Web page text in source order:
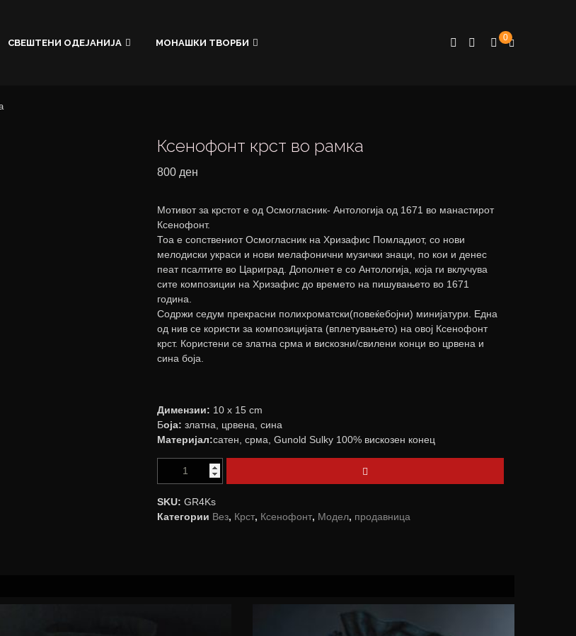
СВЕШТЕНИ ОДЕЈАНИЈА МОНАШКИ ТВОРБИ 0
Ксенофонт крст во рамка
800 ден
Мотивот за крстот е од Осмогласник- Антологија од 1671 во манастирот
Ксенофонт.
Тоа е сопствениот Осмогласник на Хризафис Помладиот, со нови
мелодиски украси и нови мелафонични музички знаци, по кои и денес
пеат псалтите во Цариград. Дополнет е со Антологија, која ги вклучува
сите композиции на Хризафис до времето на пишувањето во 1671
година.
Содржи седум прекрасни полихроматски(повеќебојни) минијатури. Една
од нив се користи за композицијата (вплетувањето) на овој Ксенофонт
крст. Користени се златна срма и вискозни/свилени конци во црвена и
сина боја.
Димензии: 10 х 15 cm
Боја: златна, црвена, сина
Материјал:сатен, срма, Gunold Sulky 100% вискозен конец
SKU:GR4Ks
Категории Вез, Крст, Ксенофонт, Модел, продавница